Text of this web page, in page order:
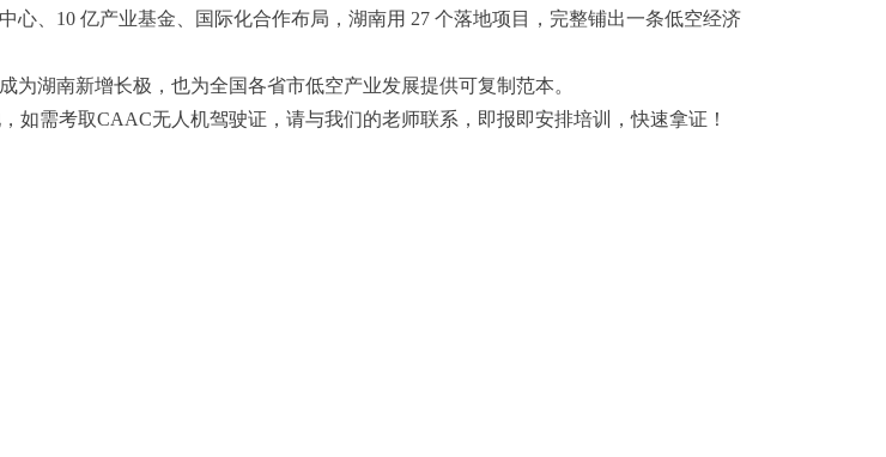
、10 亿产业基金、国际化合作布局，湖南用 27 个落地项目，完整铺出一条低空经济
湖南新增长极，也为全国各省市低空产业发展提供可复制范本。
如需考取CAAC无人机驾驶证，请与我们的老师联系，即报即安排培训，快速拿证！